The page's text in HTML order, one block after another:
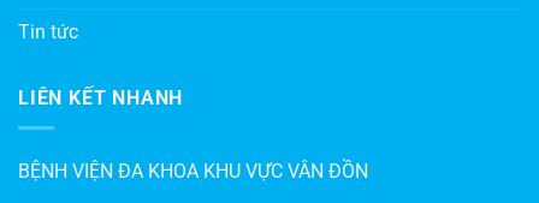
Tin tức
LIÊN KẾT NHANH
BỆNH VIỆN ĐA KHOA KHU VỰC VÂN ĐỒN